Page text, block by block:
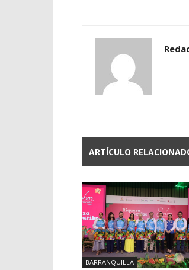
ARTÍCULO
BARRANQUILLA